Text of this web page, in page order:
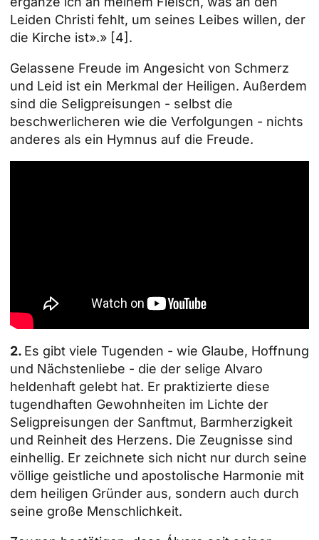
Leiden Christi fehlt, um seines Leibes willen, der
die Kirche ist».» [4] .
Gelassene Freude im Angesicht von Schmerz
und Leid ist ein Merkmal der Heiligen. Außerdem
sind die Seligpreisungen - selbst die
beschwerlicheren wie die Verfolgungen - nichts
anderes als ein Hymnus auf die Freude.
2. Es gibt viele Tugenden - wie Glaube, Hoffnung
und Nächstenliebe - die der selige Alvaro
heldenhaft gelebt hat. Er praktizierte diese
tugendhaften Gewohnheiten im Lichte der
Seligpreisungen der Sanftmut, Barmherzigkeit
und Reinheit des Herzens. Die Zeugnisse sind
einhellig. Er zeichnete sich nicht nur durch seine
völlige geistliche und apostolische Harmonie mit
dem heiligen Gründer aus, sondern auch durch
seine große Menschlichkeit.